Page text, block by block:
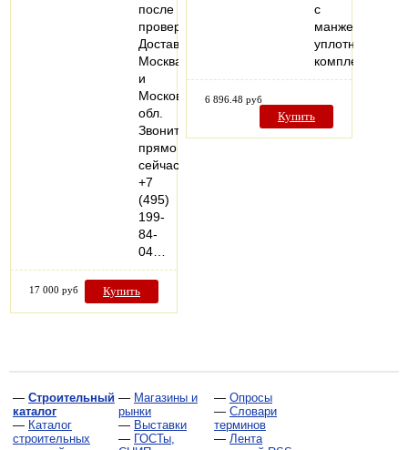
после
проверки
Доставка
Москва
и
Московская
обл.
Звоните
прямо
сейчас
+7
(495)
199-
84-
04…
17 000 руб Купить
с
манжетным
комплект…
6 896.48 руб
Купить
— Строительный
каталог
— Каталог
строительных
— Магазины и
рынки
— Выставки
— ГОСТы,
— Опросы
— Словари
терминов
— Лента